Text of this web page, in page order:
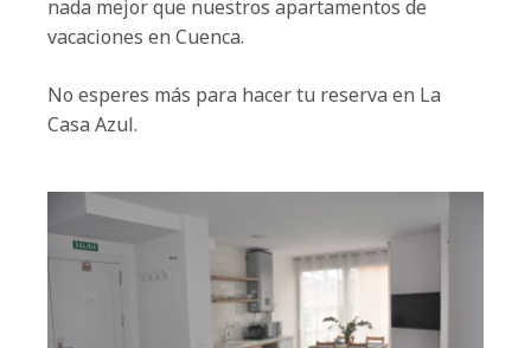
nada mejor que nuestros apartamentos de
vacaciones en Cuenca.
No esperes más para hacer tu reserva en La
Casa Azul.